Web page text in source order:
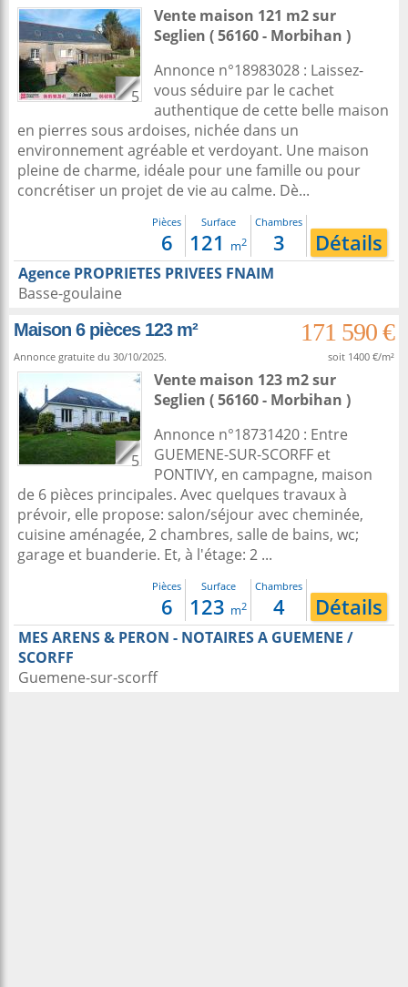
5
Vente maison 121 m2sur
Seglien ( 56160 - Morbihan )
Annonce n°18983028 : Laissez-
vous séduire par le cachet
authentique de cette belle maison
en pierres sous ardoises, nichée dans un
environnement agréable et verdoyant. Une maison
pleine de charme, idéale pour une famille ou pour
concrétiser un projet de vie au calme. Dè...
Pièces
6
Surface
121 m2
Chambres
3 Détails
Agence PROPRIETES PRIVEES FNAIM
Basse-goulaine
Maison 6 pièces 123 m²
171 590 €
Annonce gratuite du 30/10/2025. soit 1400 €/m²
5
Vente maison 123 m2sur
Seglien ( 56160 - Morbihan )
Annonce n°18731420 : Entre
GUEMENE-SUR-SCORFF et
PONTIVY, en campagne, maison
de 6 pièces principales. Avec quelques travaux à
prévoir, elle propose: salon/séjour avec cheminée,
cuisine aménagée, 2 chambres, salle de bains, wc;
garage et buanderie. Et, à l'étage: 2 ...
Pièces
6
Surface
123 m2
Chambres
4 Détails
MES ARENS & PERON - NOTAIRES A GUEMENE /
SCORFF
Guemene-sur-scorff